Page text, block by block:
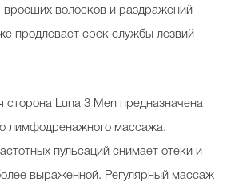
вросших волосков и раздражений
продлевает срок службы лезвий
сторона Luna 3 Men предназначена
лимфодренажного массажа.
пульсаций снимает отеки и
выраженной. Регулярный массаж